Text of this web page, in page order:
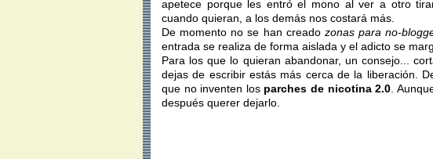
apetece porque les entró el mono al ver a otro
cuando quieran, a los demás nos costará más.
De momento no se han creado zonas para no-
entrada se realiza de forma aislada y el adicto se
Para los que lo quieran abandonar, un consejo...
dejas de escribir estás más cerca de la liberación.
que no inventen los parches de nicotina 2.0 .
después querer dejarlo.